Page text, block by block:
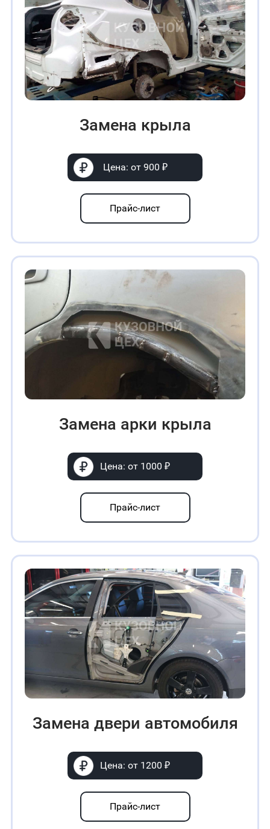
Замена крыла
Цена: от 900 ₽
Прайс-лист
Замена арки крыла
Цена: от 1000 ₽
Прайс-лист
Замена двери автомобиля
Цена: от 1200 ₽
Прайс-лист